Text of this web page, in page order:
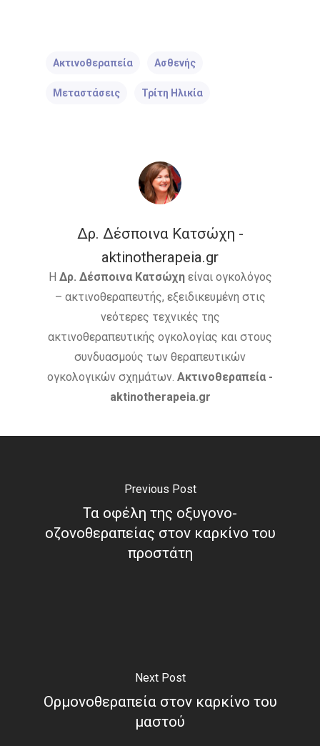
Ακτινοθεραπεία Ασθενής
Μεταστάσεις Τρίτη Ηλικία
Δρ. Δέσποινα Κατσώχη -
aktinotherapeia.gr
Η Δρ. Δέσποινα Κατσώχηείναι ογκολόγος
– ακτινοθεραπευτής, εξειδικευμένη στις
νεότερες τεχνικές της
ακτινοθεραπευτικής ογκολογίας και στους
συνδυασμούς των θεραπευτικών
ογκολογικών σχημάτων. Ακτινοθεραπεία -
aktinotherapeia.gr
Previous Post
Τα οφέλη της οξυγονο-
οζονοθεραπείας στον καρκίνο του
προστάτη
Next Post
Ορμονοθεραπεία στον καρκίνο του
μαστού